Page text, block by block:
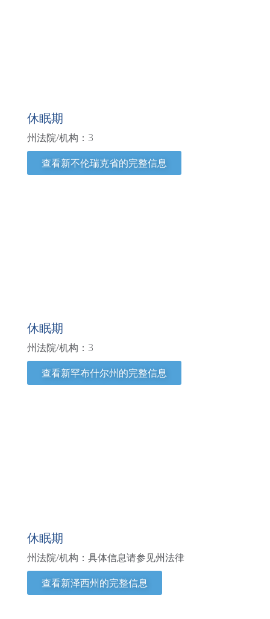
休眠期
州法院/机构：3
查看新不伦瑞克省的完整信息
休眠期
州法院/机构：3
查看新罕布什尔州的完整信息
休眠期
州法院/机构：具体信息请参见州法律
查看新泽西州的完整信息